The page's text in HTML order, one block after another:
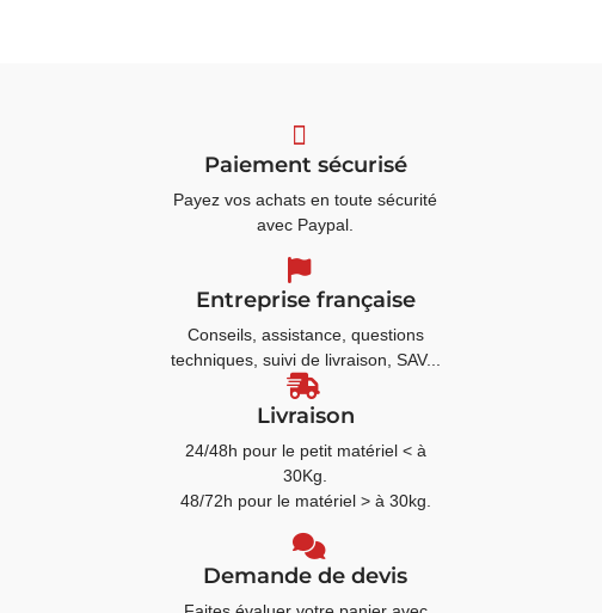
Paiement sécurisé
Payez vos achats en toute sécurité
avec Paypal.
Entreprise française
Conseils, assistance, questions
techniques, suivi de livraison, SAV...
Livraison
24/48h pour le petit matériel < à
30Kg.
48/72h pour le matériel > à 30kg.
Demande de devis